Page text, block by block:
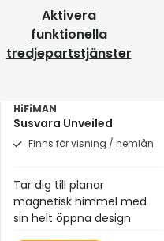
Aktivera
funktionella
tredjepartstjänster
HiFiMAN
Susvara Unveiled
Finns för visning / hemlån
Tar dig till planar
magnetisk himmel med
sin helt öppna design